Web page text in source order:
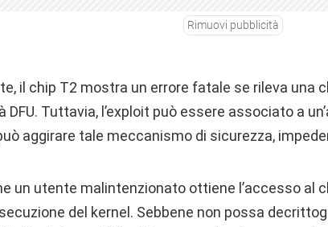
Rimuovi pubblicità
il chip T2 mostra un errore fatale se rileva una
DFU. Tuttavia, l’exploit può essere associato a
aggirare tale meccanismo di sicurezza,
un utente malintenzionato ottiene l’accesso al
del kernel. Sebbene non possa